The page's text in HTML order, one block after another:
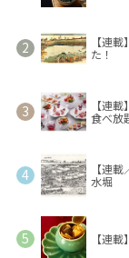
【連
た！
【連
食べ放
【連
水堀
【連